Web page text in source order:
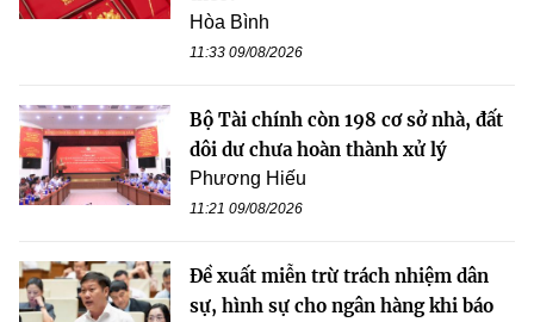
Hòa Bình
11:33 09/08/2026
Bộ Tài chính còn 198 cơ sở nhà, đất
dôi dư chưa hoàn thành xử lý
Phương Hiếu
11:21 09/08/2026
Đề xuất miễn trừ trách nhiệm dân
sự, hình sự cho ngân hàng khi báo